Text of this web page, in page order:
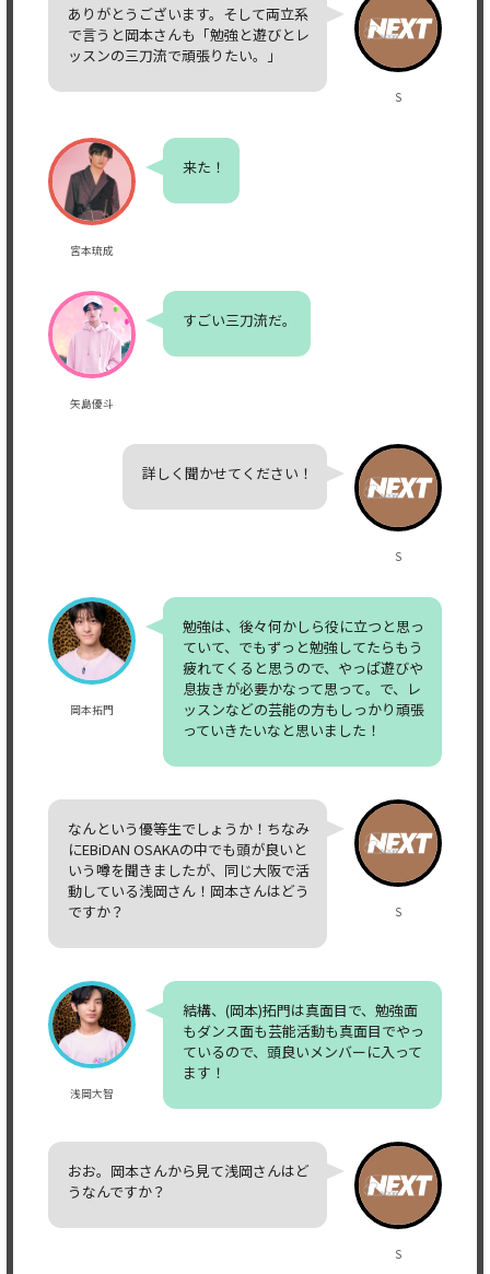
S
ありがとうございます。そして両立系
で言うと岡本さんも「勉強と遊びとレ
ッスンの三刀流で頑張りたい。」
宮本琉成
来た！
矢島優斗
すごい三刀流だ。
S
詳しく聞かせてください！
岡本拓門
勉強は、後々何かしら役に立つと思っ
ていて、でもずっと勉強してたらもう
疲れてくると思うので、やっぱ遊びや
息抜きが必要かなって思って。で、レ
ッスンなどの芸能の方もしっかり頑張
っていきたいなと思いました！
S
なんという優等生でしょうか！ちなみ
にEBiDAN OSAKAの中でも頭が良いと
いう噂を聞きましたが、同じ大阪で活
動している浅岡さん！岡本さんはどう
ですか？
浅岡大智
結構、(岡本)拓門は真面目で、勉強面
もダンス面も芸能活動も真面目でやっ
ているので、頭良いメンバーに入って
ます！
S
おお。岡本さんから見て浅岡さんはど
うなんですか？